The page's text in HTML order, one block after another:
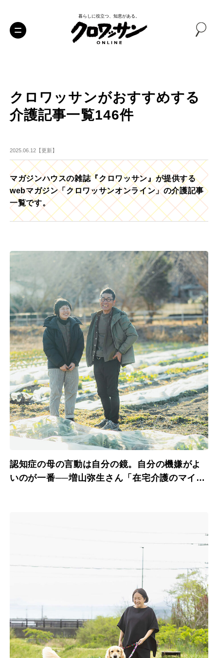
暮らしに役立つ、知恵がある。
クロワッサンがおすすめする
介護記事一覧146件
2025.06.12【更新】
マガジンハウスの雑誌『クロワッサン』が提供する
webマガジン「クロワッサンオンライン」の介護記事
一覧です。
認知症の母の言動は自分の鏡。自分の機嫌がよ
いのが一番──増山弥生さん「在宅介護のマイル